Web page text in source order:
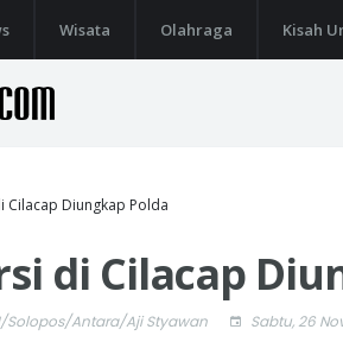
Wisata Olahraga Kisah
Cilacap Diungkap Polda
di Cilacap
Solopos/Antara/Aji Styawan Sabtu, 26